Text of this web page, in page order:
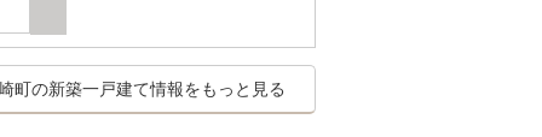
町の新築一戸建て情報をもっと見る